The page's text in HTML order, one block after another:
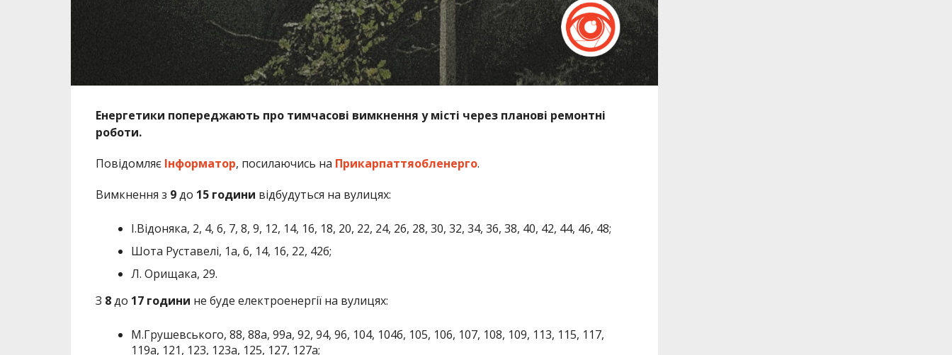
Енергетики попереджають про тимчасові вимкнення у місті через планові ремонтні
роботи.
Повідомляє Інформатор, посилаючись на Прикарпаттяобленерго.
Вимкнення з 9до 15 години відбудуться на вулицях:
І.Відоняка, 2, 4, 6, 7, 8, 9, 12, 14, 16, 18, 20, 22, 24, 26, 28, 30, 32, 34, 36, 38, 40, 42, 44, 46, 48;
Шота Руставелі, 1а, 6, 14, 16, 22, 42б;
Л. Орищака, 29.
З 8до 17 години не буде електроенергії на вулицях:
М.Грушевського, 88, 88а, 99а, 92, 94, 96, 104, 104б, 105, 106, 107, 108, 109, 113, 115, 117,
119а, 121, 123, 123а, 125, 127, 127а;